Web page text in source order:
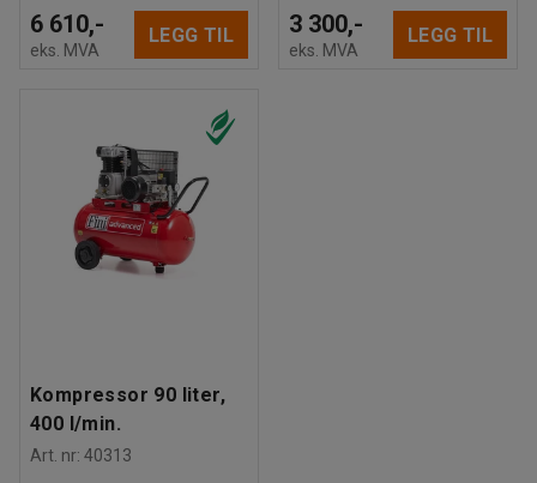
6 610,-
eks. MVA
LEGG TIL 3 300,-
eks. MVA
LEGG TIL
Kompressor 90 liter,
400 l/min.
Art. nr: 40313